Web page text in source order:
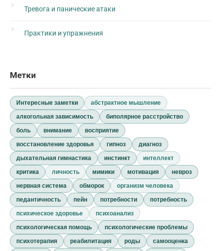
Тревога и панические атаки
Практики и упражнения
Метки
Интересные заметки
абстрактное мышление
алкогольная зависимость
биполярное расстройство
боль
внимание
восприятие
восстановление здоровья
гипноз
диагноз
дыхательная гимнастика
инстинкт
интеллект
критика
личность мимики мотивация
невроз
нервная система
обморок
организм человека
педантичность
пейн потребности
потребность
психическое здоровье
психоанализ
психологическая помощь
психологические проблемы
психотерапия
реабилитация роды
самооценка